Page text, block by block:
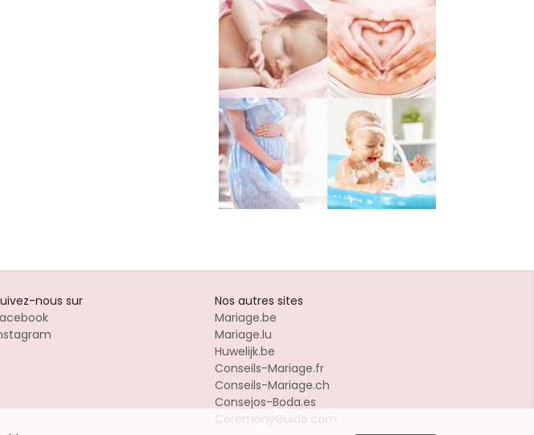
nous sur
Nos autres sites
Mariage.be
Mariage.lu
Huwelijk.be
Conseils-Mariage.fr
Conseils-Mariage.ch
Consejos-Boda.es
CeremonyGuide.com